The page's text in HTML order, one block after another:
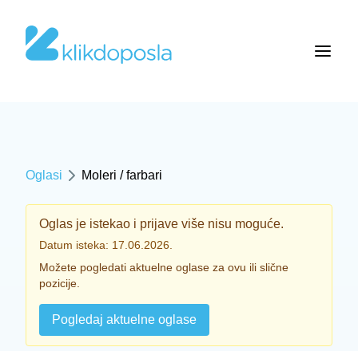
Oglasi Moleri / farbari
Oglas je istekao i prijave više nisu moguće.
Datum isteka: 17.06.2026.
Možete pogledati aktuelne oglase za ovu ili slične
pozicije.
Pogledaj aktuelne oglase